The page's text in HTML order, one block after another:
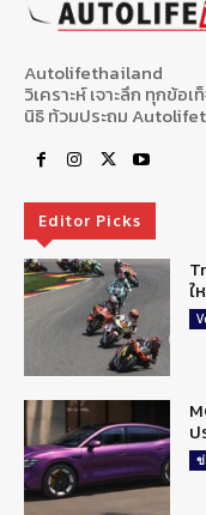
Autolifethailand
วิเคราะห์ เจาะลึก ทุกข้
นิธิ ท้วมประถม
Editor Picks
ใ
ป